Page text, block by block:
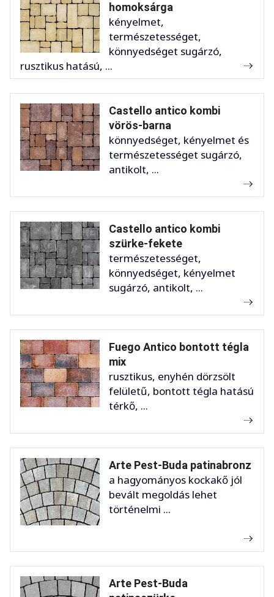
homoksárga
kényelmet,
természetességet,
könnyedséget sugárzó,
rusztikus hatású, ...
Castello antico kombi
vörös-barna
könnyedséget, kényelmet és
természetességet sugárzó,
antikolt, ...
Castello antico kombi
szürke-fekete
természetességet,
könnyedséget, kényelmet
sugárzó, antikolt, ...
Fuego Antico bontott tégla
mix
rusztikus, enyhén dörzsölt
felületű, bontott tégla hatású
térkő, ...
Arte Pest-Buda patinabronz
a hagyományos kockakő jól
bevált megoldás lehet
történelmi ...
Arte Pest-Buda